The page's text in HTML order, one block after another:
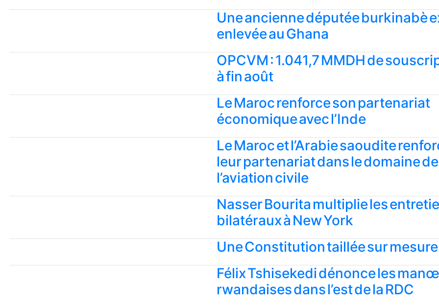
Une ancienne députée burkinabè
enlevée au Ghana
OPCVM : 1.041,7 MMDH de
à fin août
Le Maroc renforce son partenariat
économique avec l’Inde
Le Maroc et l’Arabie saoudite
leur partenariat dans le domaine de
l’aviation civile
Nasser Bourita multiplie les
bilatéraux à New York
Une Constitution taillée sur mesure
Félix Tshisekedi dénonce les
rwandaises dans l’est de la RDC